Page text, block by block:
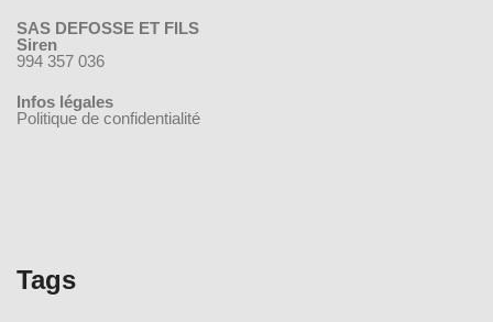
SAS DEFOSSE ET FILS
Siren
994 357 036
Infos légales
Politique de confidentialité
Tags